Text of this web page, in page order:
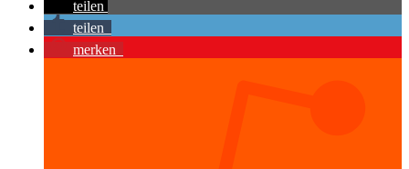
teilen
teilen
merken